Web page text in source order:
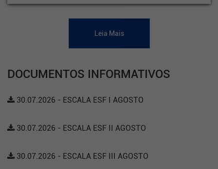
Leia Mais
DOCUMENTOS INFORMATIVOS
30.07.2026 - ESCALA ESF I AGOSTO
30.07.2026 - ESCALA ESF II AGOSTO
30.07.2026 - ESCALA ESF III AGOSTO